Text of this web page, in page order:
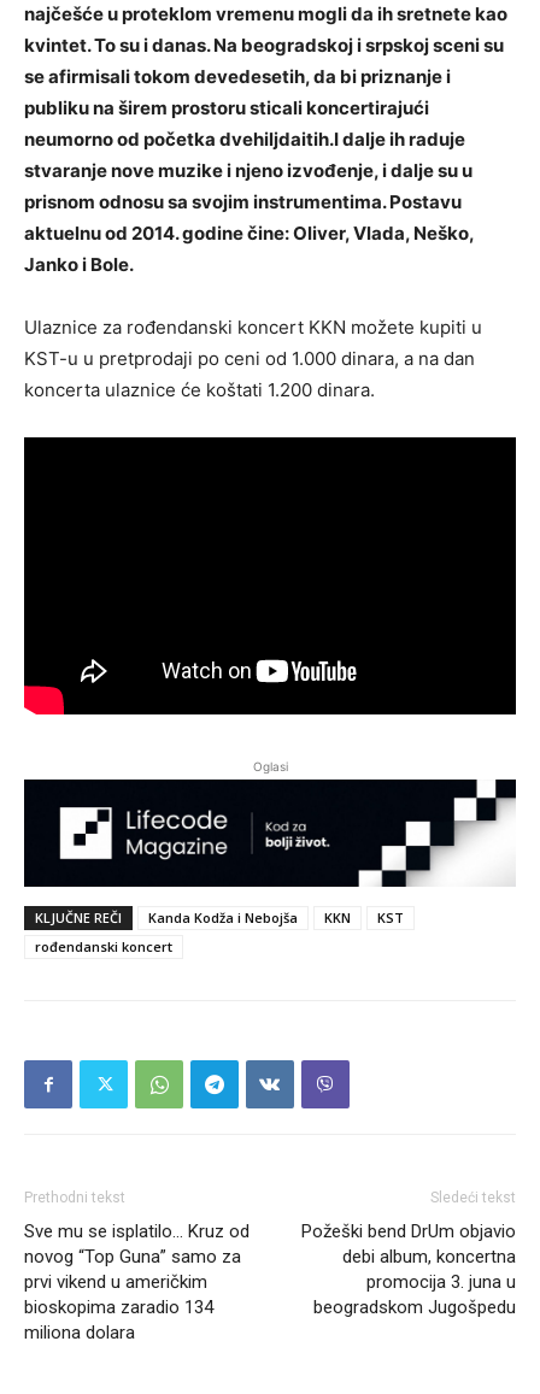
najčešće u proteklom vremenu mogli da ih sretnete kao
kvintet. To su i danas. Na beogradskoj i srpskoj sceni su
se afirmisali tokom devedesetih, da bi priznanje i
publiku na širem prostoru sticali koncertirajući
neumorno od početka dvehiljdaitih.I dalje ih raduje
stvaranje nove muzike i njeno izvođenje, i dalje su u
prisnom odnosu sa svojim instrumentima. Postavu
aktuelnu od 2014. godine čine: Oliver, Vlada, Neško,
Janko i Bole.
Ulaznice za rođendanski koncert KKN možete kupiti u
KST-u u pretprodaji po ceni od 1.000 dinara, a na dan
koncerta ulaznice će koštati 1.200 dinara.
Oglasi
KLJUČNE REČI Kanda Kodža i Nebojša KKN
KST
rođendanski koncert
Prethodni tekst
Sve mu se isplatilo… Kruz od
novog “Top Guna” samo za
prvi vikend u američkim
bioskopima zaradio 134
miliona dolara
Sledeći tekst
Požeški bend DrUm objavio
debi album, koncertna
promocija 3. juna u
beogradskom Jugošpedu